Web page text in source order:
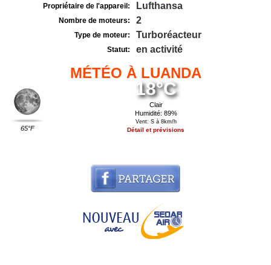
Propriétaire de l'appareil: Lufthansa
Nombre de moteurs: 2
Type de moteur: Turboréacteur
Statut: en activité
MÉTÉO À LUANDA
65°F
18°C
Clair
Humidité: 89%
Vent: S à 8km/h
Détail et prévisions